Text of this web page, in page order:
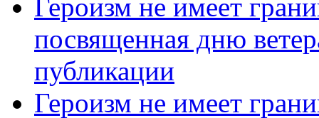
Героизм не имеет
посвященная дню
публикации
Героизм не имеет